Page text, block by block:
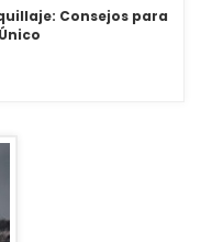
Consejos para